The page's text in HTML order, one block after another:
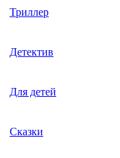
Триллер
Детектив
Для детей
Сказки